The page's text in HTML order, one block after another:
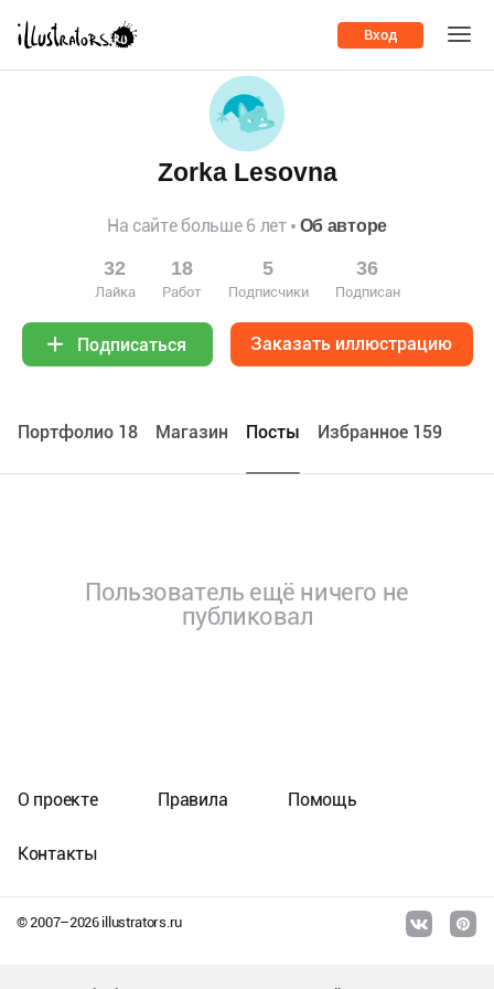
Вход
Zorka Lesovna
На сайте больше 6 лет Об авторе
32
Лайка
18
Работ
5
Подписчики
36
Подписан
Подписаться Заказать иллюстрацию
Портфолио 18 Maгазин Посты Избранное 159
Пользователь ещё ничего не
публиковал
© 2007–2026illustrators.ru
О проекте Правила Помощь
Контакты